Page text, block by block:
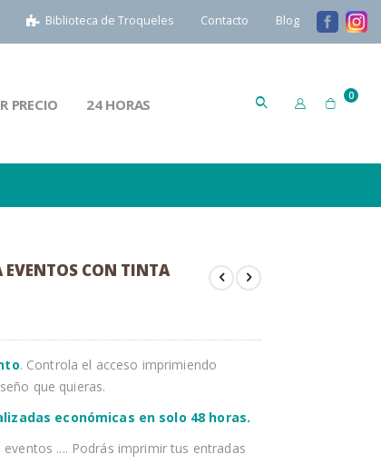
Biblioteca de Troqueles Contacto Blog
PRECIO 24 HORAS Cart
0
EVENTOS CON TINTA
. Controla el acceso imprimiendo
que quieras.
económicas en solo 48 horas.
.... Podrás imprimir tus entradas